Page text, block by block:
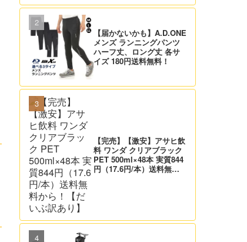
【届かないかも】A.D.ONE
メンズ ランニングパンツ
ハーフ丈、ロング丈 各サ
イズ 180円送料無料！
【完売】【激安】アサヒ飲
料 ワンダ クリアブラック
PET 500ml×48本 実質844
円（17.6円/本）送料無料